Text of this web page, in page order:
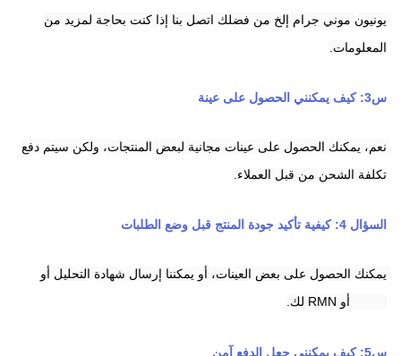
يونيون موني جرام
إلخ من فضلك اتصل بنا إذا كنت بحاجة لمزيد من
المعلومات.
س3: كيف يمكنني الحصول على عينة
نعم، يمكنك الحصول على عينات مجانية لبعض المنتجات، ولكن سيتم دفع
تكلفة الشحن من قبل العملاء.
السؤال 4: كيفية تأكيد جودة المنتج قبل وضع الطلبات
يمكنك الحصول على بعض العينات، أو يمكننا إرسال شهادة التحليل أو
س5: كيف يمكنني جعل الدفع آمن